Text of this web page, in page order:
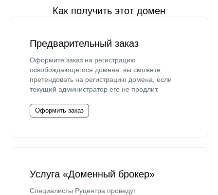
Как получить этот домен
Предварительный заказ
Оформите заказ на регистрацию
освобождающегося домена: вы сможете
претендовать на регистрацию домена, если
текущий администратор его не продлит.
Оформить заказ
Услуга «Доменный брокер»
Специалисты Руцентра проведут